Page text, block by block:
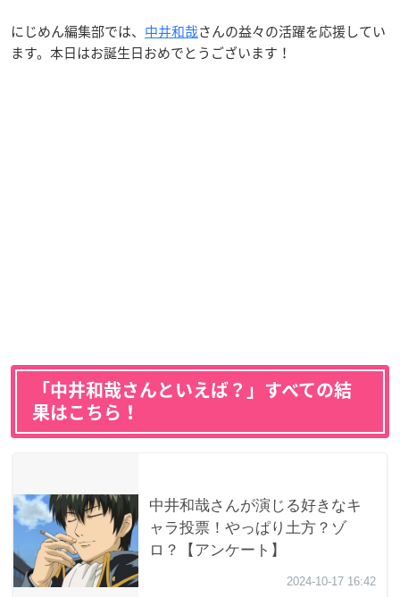
にじめん編集部では、 中井和哉さんの益々の活躍を応援してい
ます。本日はお誕生日おめでとうございます！
「中井和哉さんといえば？」すべての結
果はこちら！